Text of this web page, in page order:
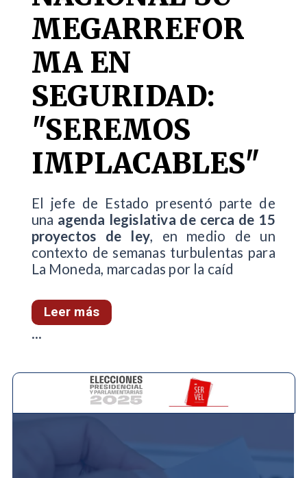
MEGARREFOR
MA EN
SEGURIDAD:
"SEREMOS
IMPLACABLES"
El jefe de Estado presentó parte de
una agenda legislativa de cerca de 15
proyectos de ley, en medio de un
contexto de semanas turbulentas para
La Moneda, marcadas por la caíd
Leer más
...